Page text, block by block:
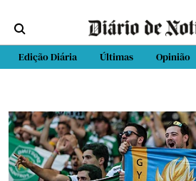
Edição Diária Últimas Opinião